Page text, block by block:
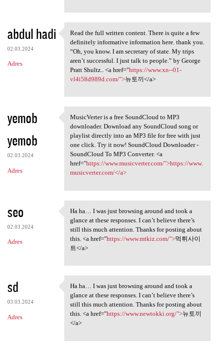
abdul hadi
02.03.2024
Adres
Read the full written content
Read the full written content. There is quite a few
definitely informative information here. thank you.
“Oh, you know. I am secretary of state. My trips
aren’t successful. I just talk to people.” by George
Pratt Shultz.. <a href="https://www.xn--01-
vl4i58d989d.com/">뉴토끼</a>
yemob
yemob
02.03.2024
Adres
MusicVerter is a free
MusicVerter is a free SoundCloud to MP3
downloader. Download any SoundCloud song or
playlist directly into an MP3 file for free with just
one click. Try it now! SoundCloud Downloader -
SoundCloud To MP3 Converter. <a
href="https://www.musicverter.com/">https://www.
musicverter.com/</a>
seo
02.03.2024
Adres
Ha ha… I was just browsing
Ha ha… I was just browsing around and took a
glance at these responses. I can’t believe there’s
still this much attention. Thanks for posting about
this. <a href="https://www.mtkiz.com/">먹튀사이
트</a>
sd
03.03.2024
Adres
Ha ha… I was just browsing
Ha ha… I was just browsing around and took a
glance at these responses. I can’t believe there’s
still this much attention. Thanks for posting about
this. <a href="https://www.newtokki.org/">뉴토끼
</a>